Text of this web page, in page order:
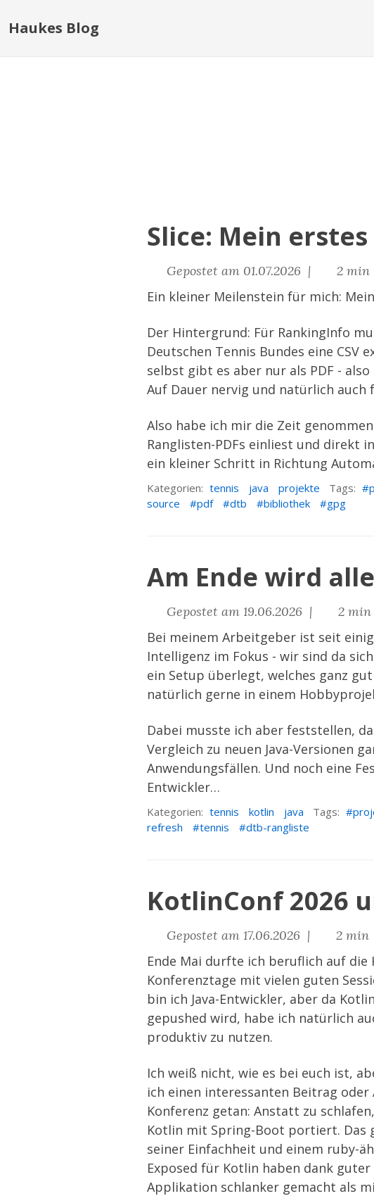
Haukes Blog
Slice: Mein
Gepostet am 01.07.2026 | 2
Ein kleiner Meilenstein für mich:
Der Hintergrund: Für RankingInfo
Deutschen Tennis Bundes eine
selbst gibt es aber nur als PDF -
Auf Dauer nervig und natürlich auch
Also habe ich mir die Zeit
Ranglisten-PDFs einliest und direkt
ein kleiner Schritt in Richtung
Kategorien: tennis java projekte Tags:
source
pdf dtb bibliothek gpg
Am Ende wird
Gepostet am 19.06.2026 | 2
Bei meinem Arbeitgeber ist seit
Intelligenz im Fokus - wir sind da
ein Setup überlegt, welches ganz
natürlich gerne in einem
Dabei musste ich aber feststellen,
Vergleich zu neuen Java-Versionen
Anwendungsfällen. Und noch eine
Entwickler…
Kategorien: tennis kotlin java Tags:
refresh
tennis dtb-rangliste
KotlinConf 2026
Gepostet am 17.06.2026 | 2 min
Ende Mai durfte ich beruflich auf die
Konferenztage mit vielen guten
bin ich Java-Entwickler, aber da
gepushed wird, habe ich natürlich
produktiv zu nutzen.
Ich weiß nicht, wie es bei euch ist,
ich einen interessanten Beitrag
Konferenz getan: Anstatt zu
Kotlin mit Spring-Boot portiert. Das
seiner Einfachheit und einem ruby-
Exposed für Kotlin haben dank
Applikation schlanker gemacht als